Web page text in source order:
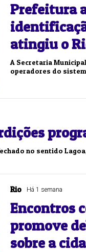
Prefeitura
atingiu o
A Secretaria
operadores do
no sentido
Rio Há 1 semana
Encontros
promove
sobre a